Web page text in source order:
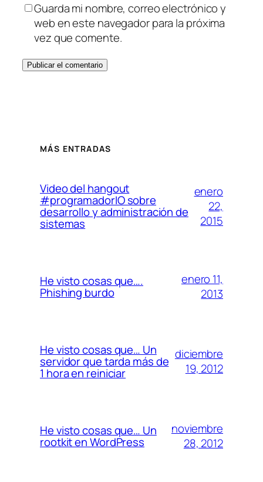
Guarda mi nombre, correo electrónico y
web en este navegador para la próxima
vez que comente.
MÁS ENTRADAS
Video del hangout
#programadorIO sobre
desarrollo y administración de
sistemas
enero
22,
2015
He visto cosas que….
Phishing burdo
enero 11,
2013
He visto cosas que… Un
servidor que tarda más de
1 hora en reiniciar
diciembre
19, 2012
He visto cosas que… Un
rootkit en WordPress
noviembre
28, 2012